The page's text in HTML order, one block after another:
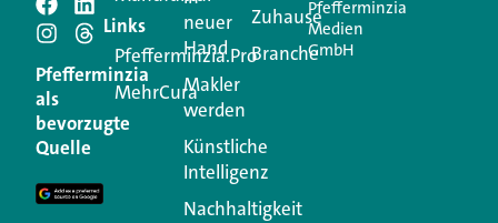
Schreiben Sie einen
Kommentar
Ihre E-Mail-Adresse wird nicht veröffentlicht.
Erforderliche Felder sind mit
Kommentar
Pfefferminzia
als
bevorzugte
Quelle
Links
Pfefferminzia.Pro
MehrCura
neuer
Hand
Makler
werden
Künstliche
Intelligenz
Nachhaltigkeit
Zuhause
Branche
Pfefferminzia
Medien
GmbH